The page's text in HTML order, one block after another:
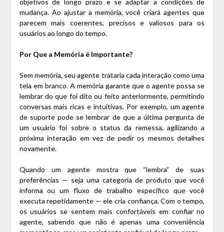
mudança. Ao ajustar a memória, você criará agentes que
parecem mais coerentes, precisos e valiosos para os
usuários ao longo do tempo.
Por Que a Memória é Importante?
Sem memória, seu agente trataria cada interação como uma
tela em branco. A memória garante que o agente possa se
lembrar do que foi dito ou feito anteriormente, permitindo
conversas mais ricas e intuitivas. Por exemplo, um agente
de suporte pode se lembrar de que a última pergunta de
um usuário foi sobre o status da remessa, agilizando a
próxima interação em vez de pedir os mesmos detalhes
novamente.
Quando um agente mostra que “lembra” de suas
preferências — seja uma categoria de produto que você
informa ou um fluxo de trabalho específico que você
executa repetidamente — ele cria confiança. Com o tempo,
os usuários se sentem mais confortáveis ​​em confiar no
agente, sabendo que não é apenas uma conveniência